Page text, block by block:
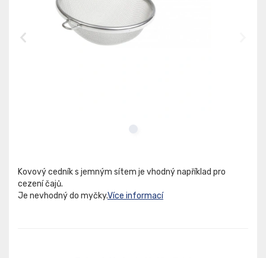
Kovový cedník s jemným sítem je vhodný například pro
cezení čajů.
Je nevhodný do myčky.Více informací